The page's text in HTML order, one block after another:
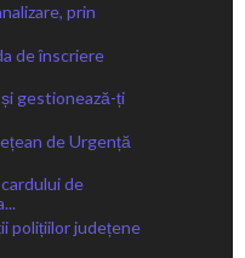
prin
de înscriere
gestionează-ți
de Urgență
de
polițiilor județene